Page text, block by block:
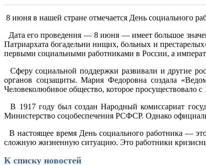
8 июня в нашей стране отмечается День социального
Дата его проведения — 8 июня — имеет большое
Патриархата богадельни нищих, больных и
первыми социальными работниками в России, а
Сферу социальной поддержки развивали и другие
органов соцзащиты. Мария Федоровна создала
Человеколюбивое общество, которое просуществовало с
В 1917 году был создан Народный комиссариат
Министерство соцобеспечения РСФСР. Однако
В настоящее время День социального работника —
сложную жизненную ситуацию. Это работники
К списку новостей